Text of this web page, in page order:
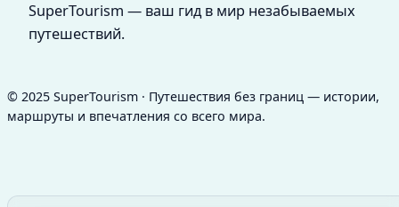
SuperTourism — ваш гид в мир незабываемых
путешествий.
© 2025 SuperTourism · Путешествия без границ — истории,
маршруты и впечатления со всего мира.